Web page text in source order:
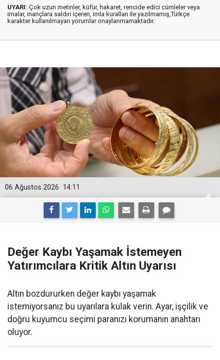
UYARI: Çok uzun metinler, küfür, hakaret, rencide edici cümleler veya
imalar, inançlara saldırı içeren, imla kuralları ile yazılmamış,Türkçe
karakter kullanılmayan yorumlar onaylanmamaktadır.
14:11
06 Ağustos 2026
Değer Kaybı Yaşamak İstemeyen
Yatırımcılara Kritik Altın Uyarısı
Altın bozdururken değer kaybı yaşamak
istemiyorsanız bu uyarılara kulak verin. Ayar, işçilik ve
doğru kuyumcu seçimi paranızı korumanın anahtarı
oluyor.